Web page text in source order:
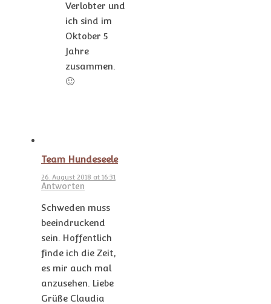
Verlobter und
ich sind im
Oktober 5
Jahre
zusammen.
🙂
Team Hundeseele
26. August 2018 at 16:31
Antworten
Schweden muss
beeindruckend
sein. Hoffentlich
finde ich die Zeit,
es mir auch mal
anzusehen. Liebe
Grüße Claudia